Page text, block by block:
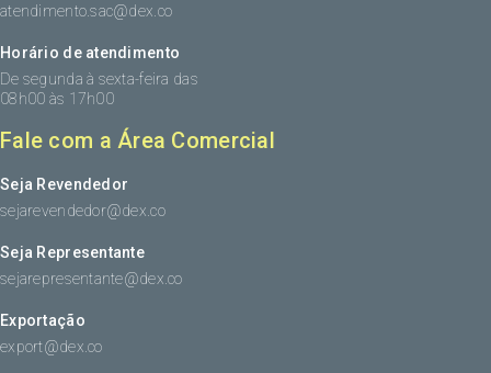
atendimento.sac@dex.co
Horário de atendimento
De segunda à sexta-feira das
08h00 às 17h00
Fale com a Área Comercial
Seja Revendedor
sejarevendedor@dex.co
Seja Representante
sejarepresentante@dex.co
Exportação
export@dex.co